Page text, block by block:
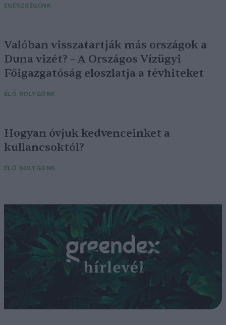
EGÉSZSÉGÜNK
Valóban visszatartják más országok a
Duna vizét? – A Országos Vízügyi
Főigazgatóság eloszlatja a tévhiteket
ÉLŐ BOLYGÓNK
Hogyan óvjuk kedvenceinket a
kullancsoktól?
ÉLŐ BOLYGÓNK